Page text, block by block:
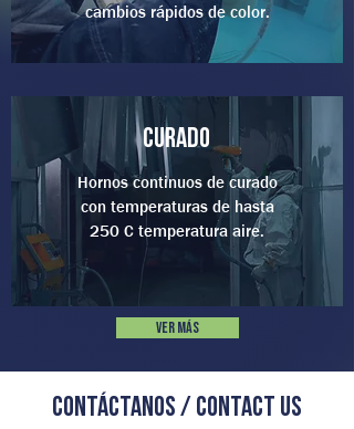
cambios rápidos de color.
curado
Hornos continuos de curado
con temperaturas de hasta
250 C temperatura aire.
Ver Más
CONTÁCTANOS / Contact us